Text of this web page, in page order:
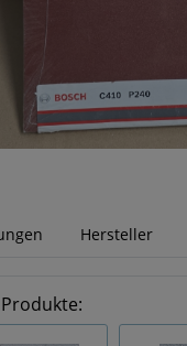
Hersteller